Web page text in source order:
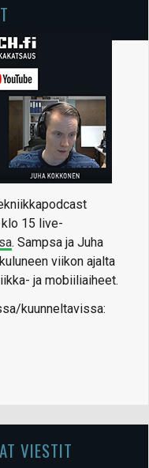
15 live-
. Sampsa ja Juha
viikon ajalta
ja mobiiliaiheet.
kuunneltavissa:
VIESTIT